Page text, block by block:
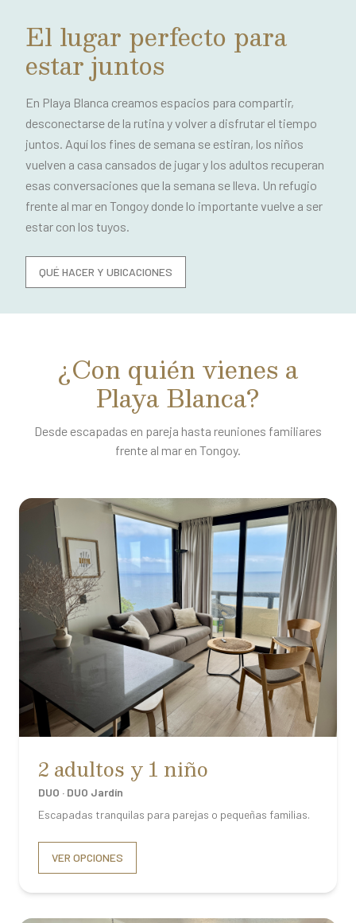
El lugar perfecto para
estar juntos
En Playa Blanca creamos espacios para compartir,
desconectarse de la rutina y volver a disfrutar el tiempo
juntos. Aquí los fines de semana se estiran, los niños
vuelven a casa cansados de jugar y los adultos recuperan
esas conversaciones que la semana se lleva. Un refugio
frente al mar en Tongoy donde lo importante vuelve a ser
estar con los tuyos.
QUÉ HACER Y UBICACIONES
¿Con quién vienes a
Playa Blanca?
Desde escapadas en pareja hasta reuniones familiares
frente al mar en Tongoy.
2 adultos y 1 niño
DUO · DUO Jardín
Escapadas tranquilas para parejas o pequeñas familias.
VER OPCIONES